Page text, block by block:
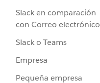
Slack en comparación
con Correo electrónico
Slack o Teams
Empresa
Pequeña empresa